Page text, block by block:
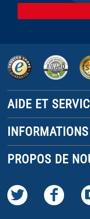
AIDE ET
PROPOS DE